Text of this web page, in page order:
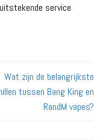
service
Wat zijn de belangrijkste
tussen Bang King en
RandM vapes?